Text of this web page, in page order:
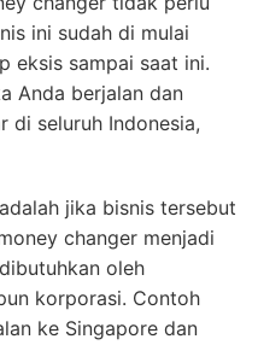
ini sudah di mulai
eksis sampai saat ini.
Anda berjalan dan
di seluruh Indonesia,
jika bisnis tersebut
changer menjadi
oleh
korporasi. Contoh
ke Singapore dan